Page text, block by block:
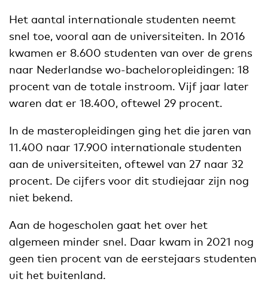
Het aantal internationale studenten neemt
snel toe, vooral aan de universiteiten. In 2016
kwamen er 8.600 studenten van over de grens
naar Nederlandse wo-bacheloropleidingen: 18
procent van de totale instroom. Vijf jaar later
waren dat er 18.400, oftewel 29 procent.
In de masteropleidingen ging het die jaren van
11.400 naar 17.900 internationale studenten
aan de universiteiten, oftewel van 27 naar 32
procent. De cijfers voor dit studiejaar zijn nog
niet bekend.
Aan de hogescholen gaat het over het
algemeen minder snel. Daar kwam in 2021 nog
geen tien procent van de eerstejaars studenten
uit het buitenland.